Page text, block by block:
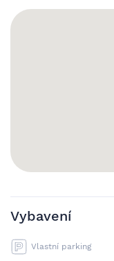
Vybavení
Vlastní parking